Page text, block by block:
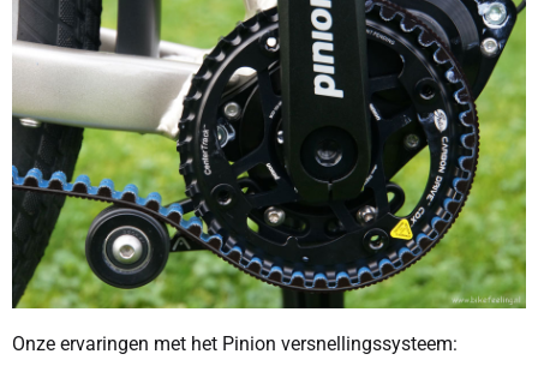
Onze ervaringen met het Pinion versnellingssysteem: